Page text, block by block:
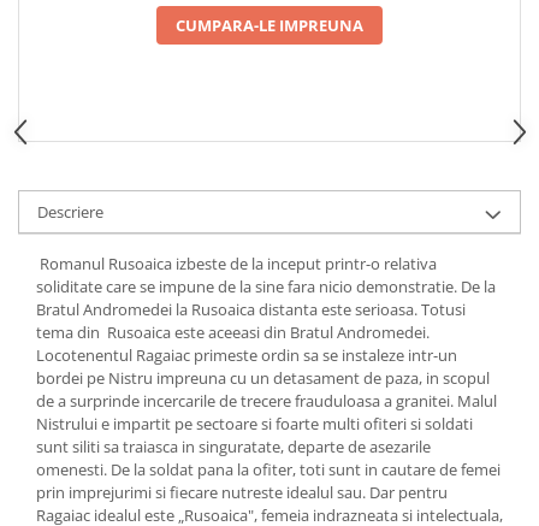
CUMPARA-LE IMPREUNA
Descriere
Romanul Rusoaica izbeste de la inceput printr-o relativa
soliditate care se impune de la sine fara nicio demonstratie. De la
Bratul Andromedei la Rusoaica distanta este serioasa. Totusi
tema din Rusoaica este aceeasi din Bratul Andromedei.
Locotenentul Ragaiac primeste ordin sa se instaleze intr-un
bordei pe Nistru impreuna cu un detasament de paza, in scopul
de a surprinde incercarile de trecere frauduloasa a granitei. Malul
Nistrului e impartit pe sectoare si foarte multi ofiteri si soldati
sunt siliti sa traiasca in singuratate, departe de asezarile
omenesti. De la soldat pana la ofiter, toti sunt in cautare de femei
prin imprejurimi si fiecare nutreste idealul sau. Dar pentru
Ragaiac idealul este „Rusoaica", femeia indrazneata si intelectuala,